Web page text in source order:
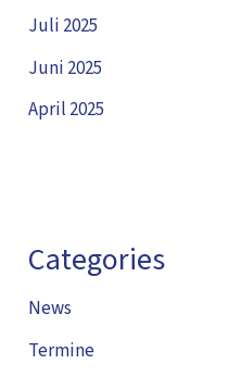
Juli 2025
Juni 2025
April 2025
Categories
News
Termine